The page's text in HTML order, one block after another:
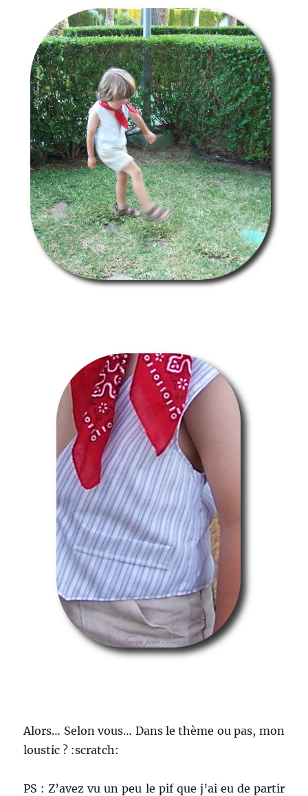
Alors… Selon vous… Dans le thème ou pas, mon
loustic ? :scratch:
PS : Z’avez vu un peu le pif que j’ai eu de partir